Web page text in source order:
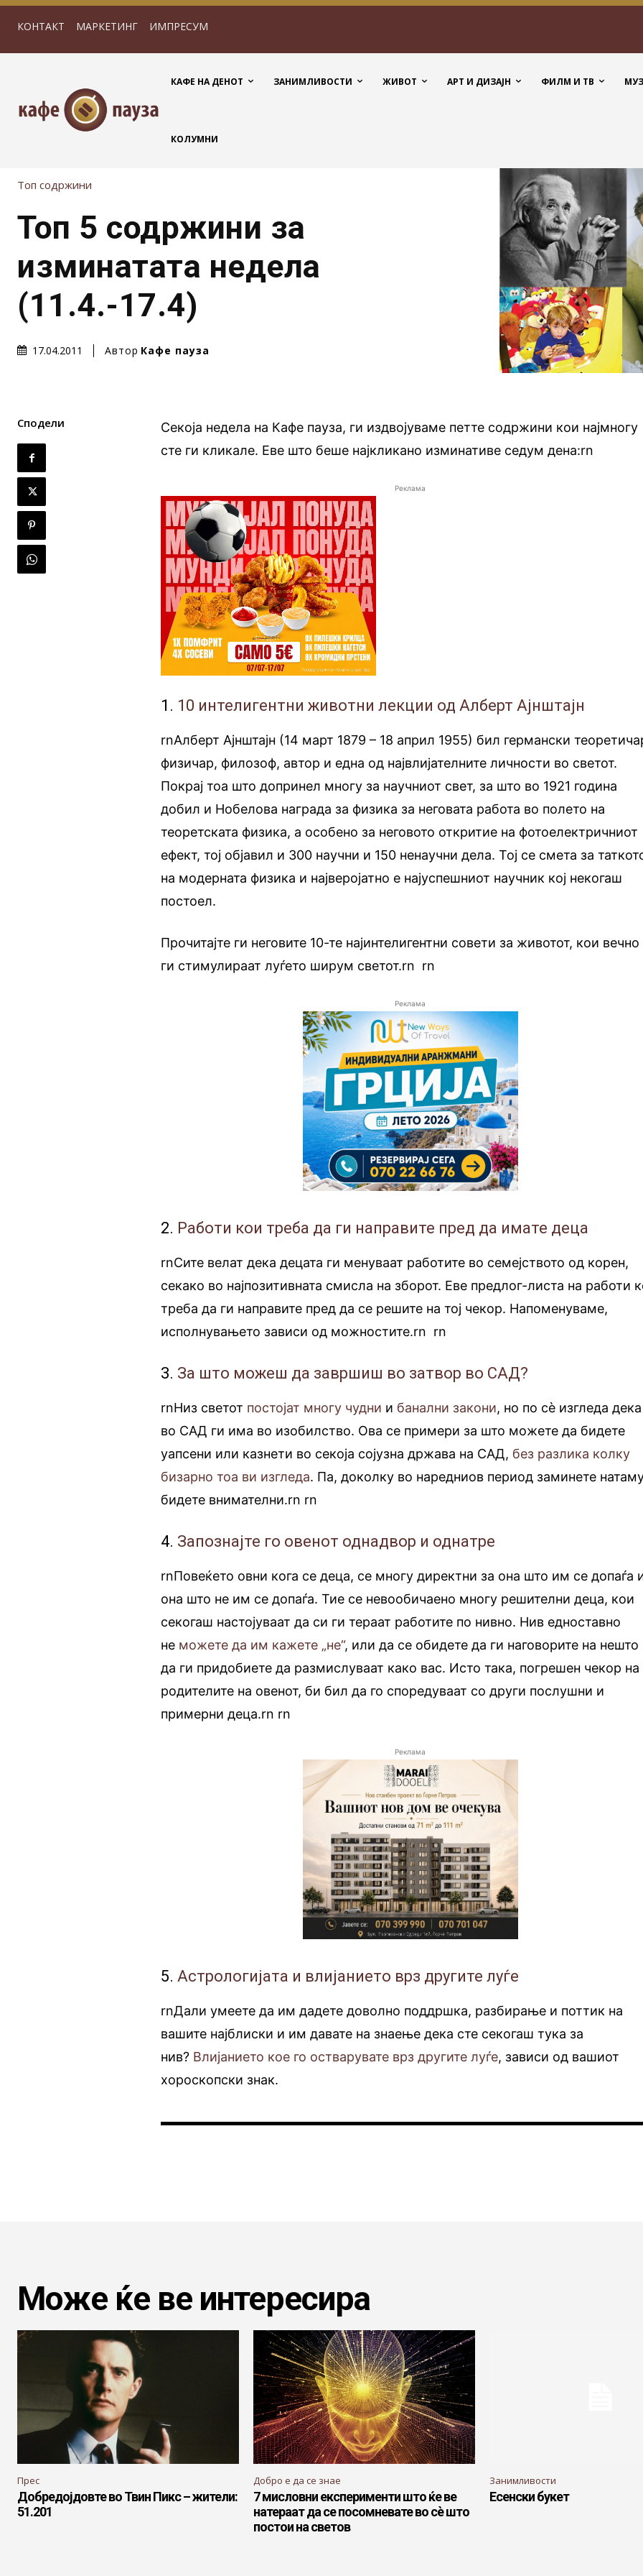
КОНТАКТ МАРКЕТИНГ ИМПРЕСУМ
КАФЕ НА ДЕНОТ ЗАНИМЛИВОСТИ ЖИВОТ АРТ И ДИЗАЈН ФИЛМ И ТВ
КОЛУМНИ
Топ содржини
Топ 5 содржини за
изминатата недела
(11.4.-17.4)
17.04.2011 Автор Кафе пауза
Сподели
Секоја недела на Кафе пауза, ги издвојуваме петте содржини кои најмногу
сте ги кликале. Еве што беше најкликано изминативе седум дена:rn
Реклама
1. 10 интелигентни животни лекции од Алберт Ајнштајн
rnАлберт Ајнштајн (14 март 1879 – 18 април 1955) бил германски
физичар, филозоф, автор и една од највлијателните личности во светот.
Покрај тоа што допринел многу за научниот свет, за што во 1921 година
добил и Нобелова награда за физика за неговата работа во полето на
теоретската физика, а особено за неговото откритие на фотоелектричниот
ефект, тој објавил и 300 научни и 150 ненаучни дела. Тој се смета за
на модерната физика и најверојатно е најуспешниот научник кој некогаш
постоел.
Прочитајте ги неговите 10-те најинтелигентни совети за животот, кои вечно
ги стимулираат луѓето ширум светот.rn rn
Реклама
2. Работи кои треба да ги направите пред да имате деца
rnСите велат дека децата ги менуваат работите во семејството од корен,
секако во најпозитивната смисла на зборот. Еве предлог-листа на работи
треба да ги направите пред да се решите на тој чекор. Напоменуваме,
исполнувањето зависи од можностите.rn rn
3. За што можеш да завршиш во затвор во САД?
rnНиз светот постојат многу чудни и банални закони, но по сè изгледа дека
во САД ги има во изобилство. Ова се примери за што можете да бидете
уапсени или казнети вo секоја сојузна држава на САД, без разлика колку
бизарно тоа ви изгледа. Па, доколку во наредниов период заминете
бидете внимателни.rn rn
4. Запознајте го овенот однадвор и однатре
rnПовеќето овни кога се деца, се многу директни за она што им се допаѓа
она што не им се допаѓа. Тие се невообичаено многу решителни деца, кои
секогаш настојуваат да си ги тераат работите по нивно. Нив едноставно
не можете да им кажете „не“, или да се обидете да ги наговорите на нешто
да ги придобиете да размислуваат како вас. Исто така, погрешен чекор на
родителите на овенот, би бил да го споредуваат со други послушни и
примерни деца.rn rn
Реклама
5.Астрологијата и влијанието врз другите луѓе
rnДали умеете да им дадете доволно поддршка, разбирање и поттик на
вашите најблиски и им давате на знаење дека сте секогаш тука за
нив? Влијанието кое го остварувате врз другите луѓе, зависи од вашиот
хороскопски знак.
Може ќе ве интересира
Прес
Добредојдовте во Твин Пикс – жители:
51.201
Добро е да се знае
7 мисловни експерименти што ќе ве
натераат да се посомневате во сѐ што
постои на светов
Занимливости
Есенски букет